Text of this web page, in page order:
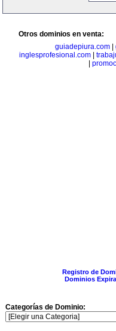
Otros dominios en venta:
guiadepiura.com|
inglesprofesional.com|
Registro de
Dominios
Categorías de Dominio: